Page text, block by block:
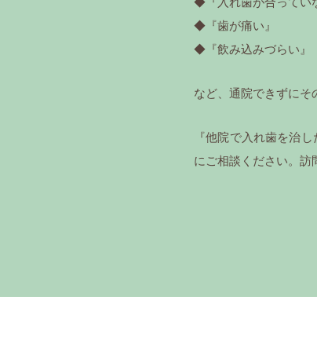
◆『歯が痛い』
◆『飲み込みづらい』
など、通院できずにそ
『他院で入れ歯を治
にご相談ください。訪